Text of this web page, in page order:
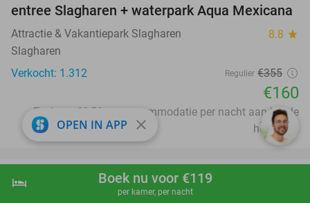
shopping_cart Boek nu
hotel Boek nu voor €119
per kamer, per nacht
entree Slagharen + waterpark Aqua Mexicana
Attractie & Vakantiepark Slagharen 8.8 star
Slagharen
Verkocht: 1.312
Regulier €355
€160
Excl. ca. €8,50 per accommodatie per nacht aan lokale
heffingen
Entree voor Het Aardbeienland + drankje,
OPEN IN APP close